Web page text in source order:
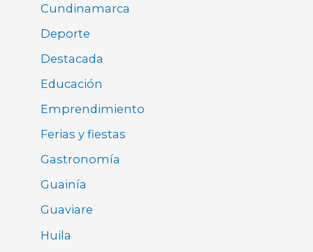
Cundinamarca
Deporte
Destacada
Educación
Emprendimiento
Ferias y fiestas
Gastronomía
Guainía
Guaviare
Huila